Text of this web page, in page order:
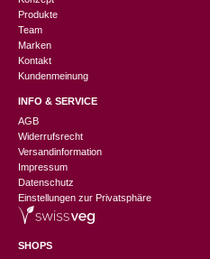
Produkte
Team
Marken
Kontakt
Kundenmeinung
INFO & SERVICE
AGB
Widerrufsrecht
Versandinformation
Impressum
Datenschutz
Einstellungen zur Privatsphäre
SHOPS